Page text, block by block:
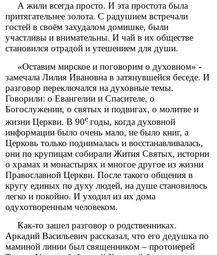
А жили всегда просто. И эта простота была
притягательнее золота. С радушием встречали
гостей в своём захудалом домишке, были
участливы и внимательны. И чай в их обществе
становился отрадой и утешением для души.
«Оставим мирское и поговорим о духовном» -
замечала Лилия Ивановна в затянувшейся беседе. И
разговор переключался на духовные темы.
Говорили: о Евангелии и Спасителе, о
Богослужении, о святых и подвигах, о молитве и
жизни Церкви. В 90е годы, когда духовной
информации было очень мало, не было книг, а
Церковь только поднималась и восстанавливалась,
они по крупицам собирали Жития Святых, истории
о храмах и монастырях и многое другое из жизни
Православной Церкви. После такого общения в
кругу единых по духу людей, на душе становилось
легко и покойно. И уходил из их дома
одухотворенным человеком.
Как-то зашел разговор о родственниках.
Аркадий Васильевич рассказал, что его дедушка по
маминой линии был священником – протоиерей